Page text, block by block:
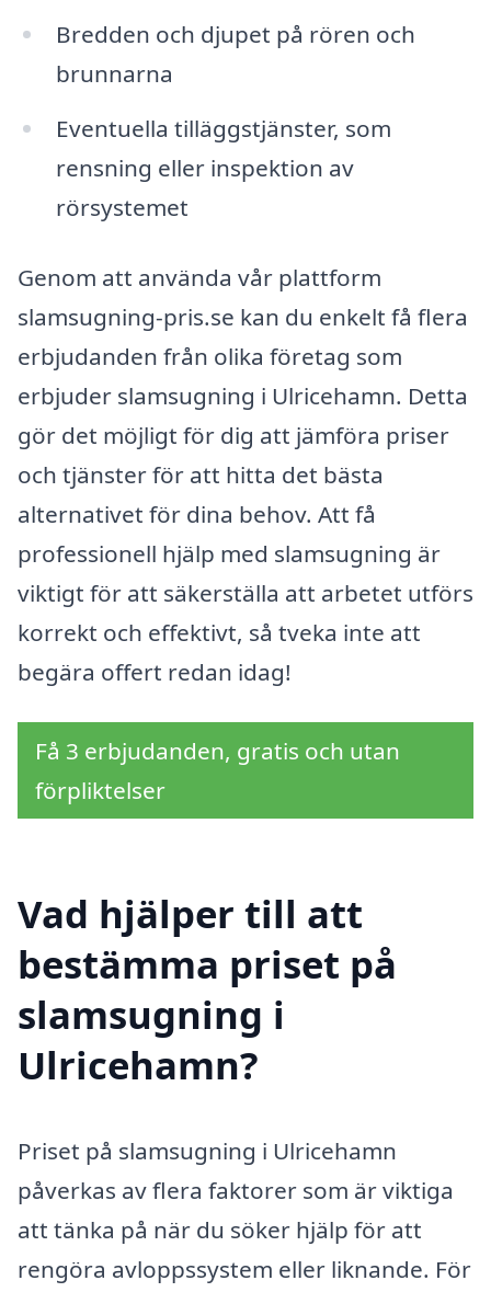
Bredden och djupet på rören och
brunnarna
Eventuella tilläggstjänster, som
rensning eller inspektion av
rörsystemet
Genom att använda vår plattform
slamsugning-pris.se kan du enkelt få flera
erbjudanden från olika företag som
erbjuder slamsugning i Ulricehamn. Detta
gör det möjligt för dig att jämföra priser
och tjänster för att hitta det bästa
alternativet för dina behov. Att få
professionell hjälp med slamsugning är
viktigt för att säkerställa att arbetet utförs
korrekt och effektivt, så tveka inte att
begära offert redan idag!
Få 3 erbjudanden, gratis och utan
förpliktelser
Vad hjälper till att
bestämma priset på
slamsugning i
Ulricehamn?
Priset på slamsugning i Ulricehamn
påverkas av flera faktorer som är viktiga
att tänka på när du söker hjälp för att
rengöra avloppssystem eller liknande. För